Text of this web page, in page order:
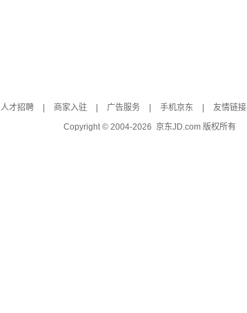
人才招聘 商家入驻 广告服务 手机京东 友情链接
Copyright © 2004-2026 京东JD.com 版权所有